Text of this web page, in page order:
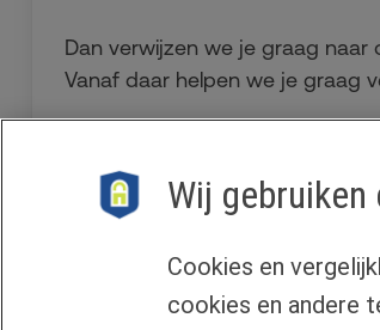
Dan verwijzen we je graag naar
Vanaf daar helpen we je graag
Wij
Cookies en
cookies en andere